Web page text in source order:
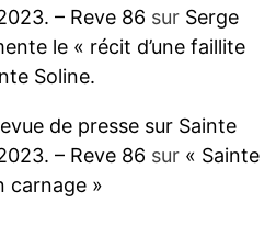
– Reve 86 sur Serge
le « récit d’une faillite
Soline.
de presse sur Sainte
– Reve 86 sur « Sainte
carnage »